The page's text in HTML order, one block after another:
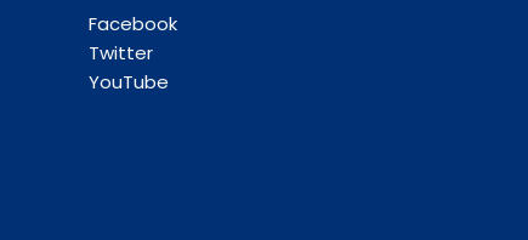
Facebook
Twitter
YouTube